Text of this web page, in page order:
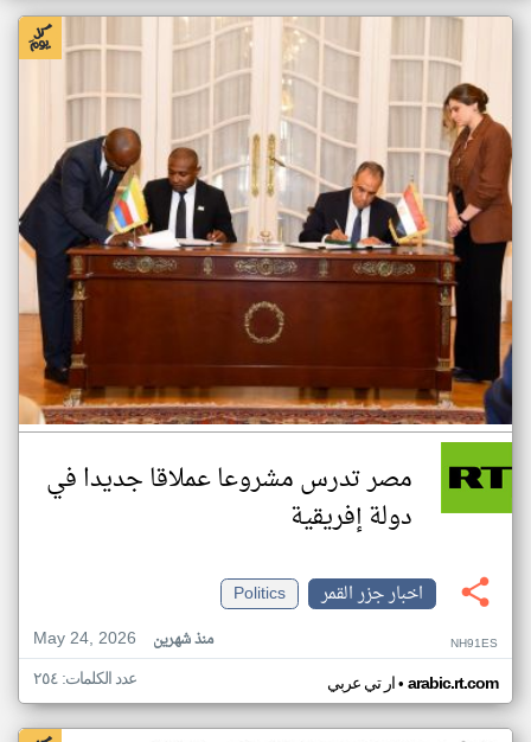
مصر تدرس مشروعا عملاقا جديدا في
دولة إفريقية
اخبار جزر القمر
Politics
May 24, 2026
منذ شهرين NH91ES
ار تي عربي• arabic.rt.com عدد الكلمات: ٢٥٤